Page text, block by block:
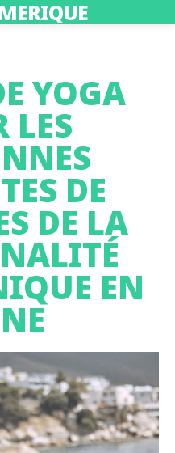
YOGA
LES
DE
DE LA
EN